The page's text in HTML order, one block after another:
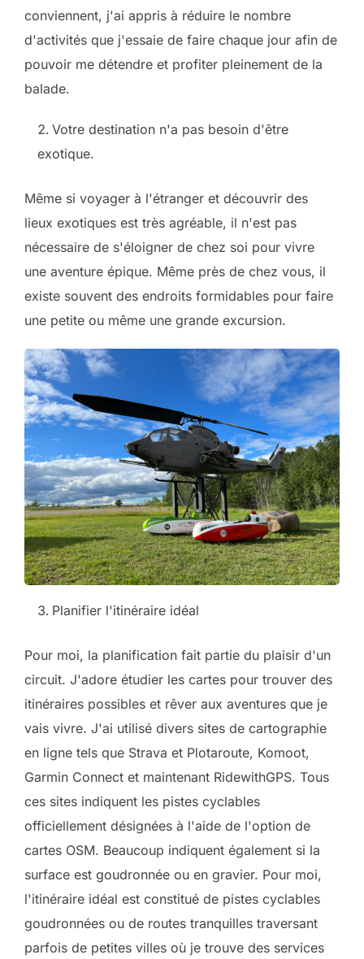
conviennent, j'ai appris à réduire le nombre
d'activités que j'essaie de faire chaque jour afin de
pouvoir me détendre et profiter pleinement de la
balade.
Votre destination n'a pas besoin d'être
exotique.
Même si voyager à l'étranger et découvrir des
lieux exotiques est très agréable, il n'est pas
nécessaire de s'éloigner de chez soi pour vivre
une aventure épique. Même près de chez vous, il
existe souvent des endroits formidables pour faire
une petite ou même une grande excursion.
Planifier l'itinéraire idéal
Pour moi, la planification fait partie du plaisir d'un
circuit. J'adore étudier les cartes pour trouver des
itinéraires possibles et rêver aux aventures que je
vais vivre. J'ai utilisé divers sites de cartographie
en ligne tels que Strava et Plotaroute, Komoot,
Garmin Connect et maintenant RidewithGPS. Tous
ces sites indiquent les pistes cyclables
officiellement désignées à l'aide de l'option de
cartes OSM. Beaucoup indiquent également si la
surface est goudronnée ou en gravier. Pour moi,
l'itinéraire idéal est constitué de pistes cyclables
goudronnées ou de routes tranquilles traversant
parfois de petites villes où je trouve des services